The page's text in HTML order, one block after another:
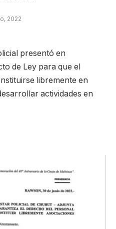
2022
presentó en
de Ley para que el
libremente en
actividades en